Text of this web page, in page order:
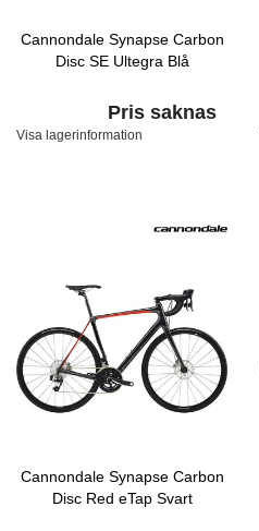
Cannondale Synapse Carbon
Disc SE Ultegra Blå
Pris saknas
Visa lagerinformation
Cannondale Synapse Carbon
Disc Red eTap Svart